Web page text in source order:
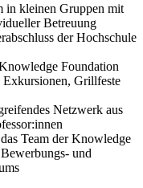
in kleinen Gruppen mit
Betreuung
der Hochschule
Foundation
Grillfeste
Netzwerk aus
Team der Knowledge
und